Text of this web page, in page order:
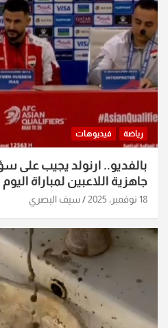
رياضة فيديوهات
بالفديو.. ارنولد يجيب على
جاهزية اللاعبين لمباراة اليوم
18 نوفمبر، 2025 سيف البصري